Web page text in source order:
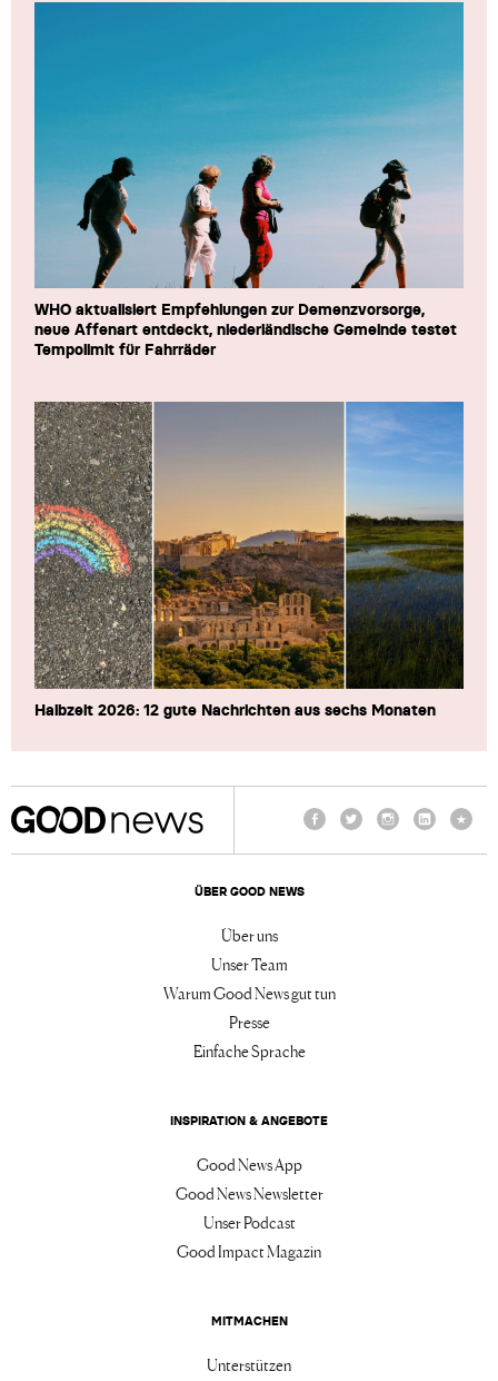
WHO aktualisiert Empfehlungen zur Demenzvorsorge,
neue Affenart entdeckt, niederländische Gemeinde testet
Tempolimit für Fahrräder
Halbzeit 2026: 12 gute Nachrichten aus sechs Monaten
ÜBER GOOD NEWS
Über uns
Unser Team
Warum Good News gut tun
Presse
Einfache Sprache
INSPIRATION & ANGEBOTE
Good News App
Good News Newsletter
Unser Podcast
Good Impact Magazin
MITMACHEN
Unterstützen